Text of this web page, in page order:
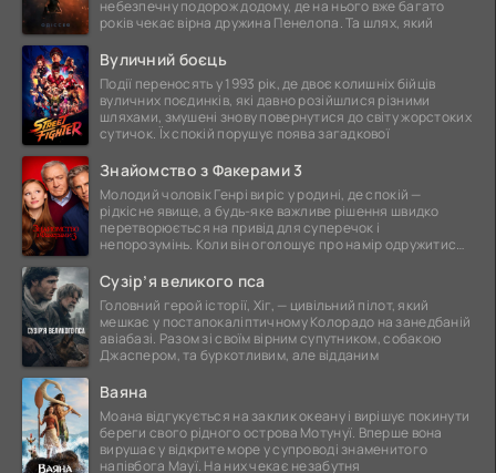
небезпечну подорож додому, де на нього вже багато
років чекає вірна дружина Пенелопа. Та шлях, який
Вуличний боєць
Події переносять у 1993 рік, де двоє колишніх бійців
вуличних поєдинків, які давно розійшлися різними
шляхами, змушені знову повернутися до світу жорстоких
сутичок. Їх спокій порушує поява загадкової
Знайомство з Факерами 3
Молодий чоловік Генрі виріс у родині, де спокій —
рідкісне явище, а будь-яке важливе рішення швидко
перетворюється на привід для суперечок і
непорозумінь. Коли він оголошує про намір одружитися,
Сузір’я великого пса
Головний герой історії, Хіг, — цивільний пілот, який
мешкає у постапокаліптичному Колорадо на занедбаній
авіабазі. Разом зі своїм вірним супутником, собакою
Джаспером, та буркотливим, але відданим
Ваяна
Моана відгукується на заклик океану і вирішує покинути
береги свого рідного острова Мотунуї. Вперше вона
вирушає у відкрите море у супроводі знаменитого
напівбога Мауї. На них чекає незабутня